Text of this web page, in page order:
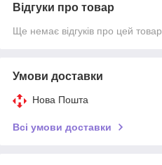
Відгуки про товар
Ще немає відгуків про цей товар
Умови доставки
Нова Пошта
Всі умови доставки